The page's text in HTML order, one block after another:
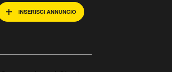
INSERISCI ANNUNCIO